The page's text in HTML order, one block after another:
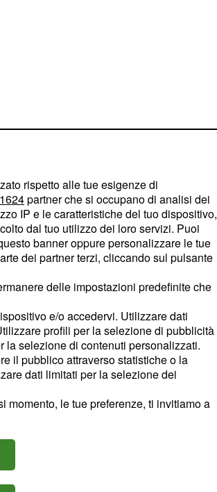
rispetto alle tue esigenze di
1624partner che si occupano di analisi dei
IP e le caratteristiche del tuo dispositivo,
dal tuo utilizzo dei loro servizi. Puoi
banner oppure personalizzare le tue
dei partner terzi, cliccando sul pulsante
delle impostazioni predefinite che
e/o accedervi. Utilizzare dati
profili per la selezione di pubblicità
selezione di contenuti personalizzati.
il pubblico attraverso statistiche o la
dati limitati per la selezione dei
le tue preferenze, ti invitiamo a